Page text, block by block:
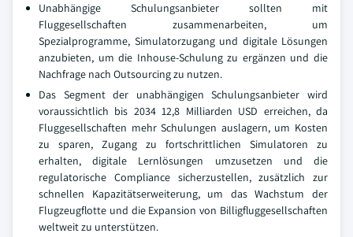
Unabhängige Schulungsanbieter sollten mit
Fluggesellschaften zusammenarbeiten, um
Spezialprogramme, Simulatorzugang und digitale Lösungen
anzubieten, um die Inhouse-Schulung zu ergänzen und die
Nachfrage nach Outsourcing zu nutzen.
Das Segment der unabhängigen Schulungsanbieter wird
voraussichtlich bis 2034 12,8 Milliarden USD erreichen, da
Fluggesellschaften mehr Schulungen auslagern, um Kosten
zu sparen, Zugang zu fortschrittlichen Simulatoren zu
erhalten, digitale Lernlösungen umzusetzen und die
regulatorische Compliance sicherzustellen, zusätzlich zur
schnellen Kapazitätserweiterung, um das Wachstum der
Flugzeugflotte und die Expansion von Billigfluggesellschaften
weltweit zu unterstützen.